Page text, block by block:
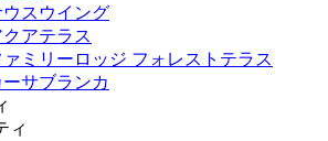
ウスウイング
クアテラス
ァミリーロッジ フォレストテラス
ーサブランカ